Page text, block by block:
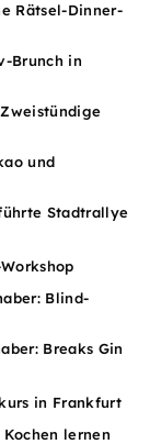
Rätsel-Dinner-
Brunch in
und
Stadtrallye
Blind-
Breaks Gin
in Frankfurt
lernen